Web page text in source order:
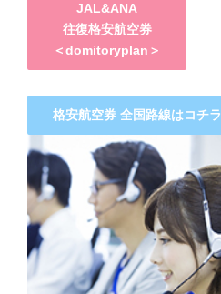
JAL&ANA
往復格安航空券
＜domitoryplan＞
格安航空券 全国路線はコチラ